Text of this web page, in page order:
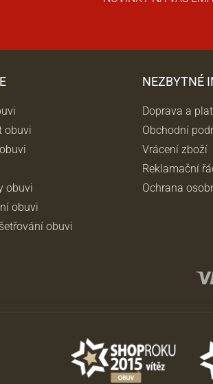
obuvi
obuvi
obuvi
obuvi
NEZBYTNÉ
Doprava a
Obchodní
Vrácení zboží
Reklamační
Ochrana